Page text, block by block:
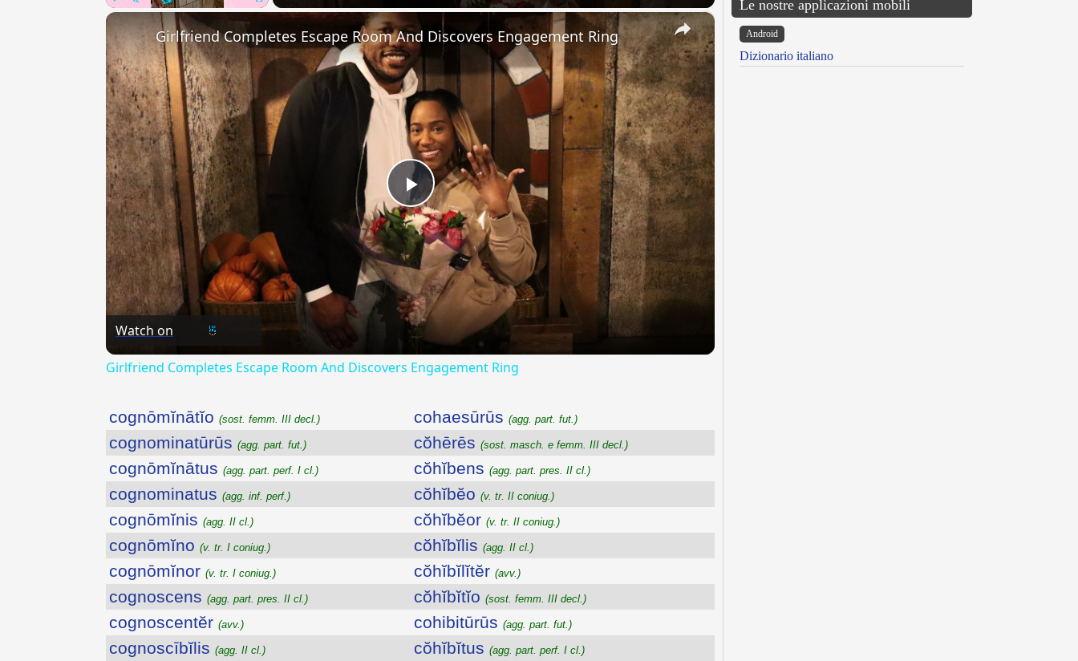
×
Play
Video
Girlfriend Completes Escape Room And Discovers Engagement Ring
Watch on
Girlfriend Completes Escape Room And Discovers Engagement Ring
cognōmĭnātĭo (sost. femm. III decl.) cohaesūrūs (agg. part. fut.)
cognominatūrūs (agg. part. fut.) cŏhērēs (sost. masch. e femm. III decl.)
cognōmĭnātus (agg. part. perf. I cl.) cŏhĭbens (agg. part. pres. II cl.)
cognominatus (agg. inf. perf.) cŏhĭbĕo (v. tr. II coniug.)
cognōmĭnis (agg. II cl.) cŏhĭbĕor (v. tr. II coniug.)
cognōmĭno (v. tr. I coniug.) cŏhĭbĭlis (agg. II cl.)
cognōmĭnor (v. tr. I coniug.) cŏhĭbĭlĭtĕr (avv.)
cognoscens (agg. part. pres. II cl.) cŏhĭbĭtĭo (sost. femm. III decl.)
cognoscentĕr (avv.) cohibitūrūs (agg. part. fut.)
cognoscībĭlis (agg. II cl.) cŏhĭbĭtus (agg. part. perf. I cl.)
Le nostre applicazioni mobili
Android
Dizionario italiano